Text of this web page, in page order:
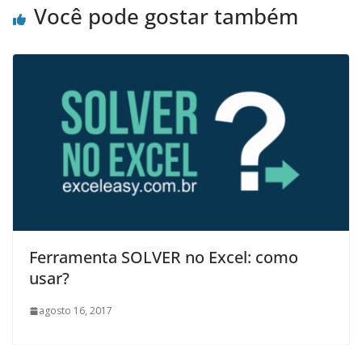
Você pode gostar também
Ferramenta SOLVER no Excel: como
usar?
agosto 16, 2017